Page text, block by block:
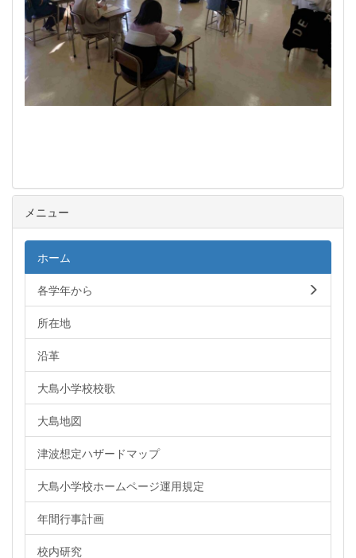
メニュー
ホーム
各学年から
所在地
沿革
大島小学校校歌
大島地図
津波想定ハザードマップ
大島小学校ホームページ運用規定
年間行事計画
校内研究